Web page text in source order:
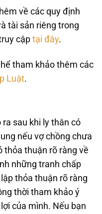
về các quy định
tài sản riêng trong
cập tại đây.
tham khảo thêm các
Luật.
sau khi ly thân có
nếu vợ chồng chưa
thỏa thuận rõ ràng về
những tranh chấp
thỏa thuận rõ ràng
thời tham khảo ý
của mình. Nếu bạn